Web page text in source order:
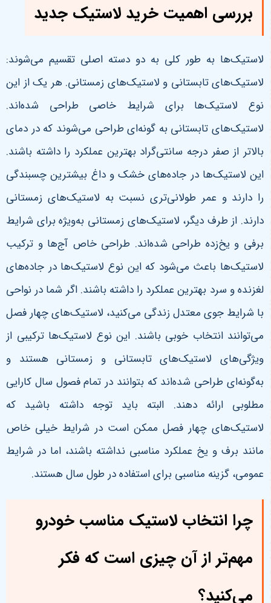
بررسی اهمیت خرید لاستیک جدید
لاستیک‌ها به طور کلی به دو دسته اصلی تقسیم می‌شوند:
لاستیک‌های تابستانی و لاستیک‌های زمستانی. هر یک از این
نوع لاستیک‌ها برای شرایط خاصی طراحی شده‌اند.
لاستیک‌های تابستانی به گونه‌ای طراحی می‌شوند که در دمای
بالاتر از صفر درجه سانتی‌گراد بهترین عملکرد را داشته باشند.
این لاستیک‌ها در جاده‌های خشک و داغ بیشترین چسبندگی
را دارند و عمر طولانی‌تری نسبت به لاستیک‌های زمستانی
دارند. از طرف دیگر، لاستیک‌های زمستانی به‌ویژه برای شرایط
برفی و یخ‌زده طراحی شده‌اند. طراحی خاص آج‌ها و ترکیب
لاستیک‌ها باعث می‌شود که این نوع لاستیک‌ها در جاده‌های
لغزنده و سرد بهترین عملکرد را داشته باشند. اگر شما در نواحی
با شرایط جوی معتدل زندگی می‌کنید، لاستیک‌های چهار فصل
می‌توانند انتخاب خوبی باشند. این نوع لاستیک‌ها ترکیبی از
ویژگی‌های لاستیک‌های تابستانی و زمستانی هستند و
به‌گونه‌ای طراحی شده‌اند که بتوانند در تمام فصول سال کارایی
مطلوبی ارائه دهند. البته باید توجه داشته باشید که
لاستیک‌های چهار فصل ممکن است در شرایط خیلی خاص
مانند برف و یخ عملکرد مناسبی نداشته باشند، اما در شرایط
عمومی، گزینه مناسبی برای استفاده در طول سال هستند.
چرا انتخاب لاستیک مناسب خودرو
مهم‌تر از آن چیزی است که فکر
می‌کنید؟